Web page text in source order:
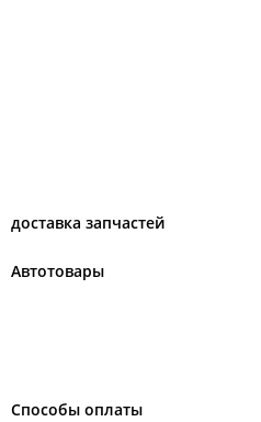
доставка запчастей
Автотовары
Способы оплаты